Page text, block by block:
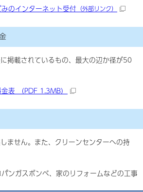
のインターネット受付 （外部リンク）
掲載されているもの、最大の辺か径が50
表 （PDF 1.3MB）
ません。また、クリーンセンターへの持
ンガスボンベ、家のリフォームなどの工事